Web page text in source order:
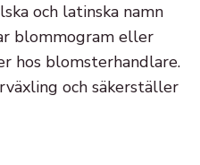
och latinska namn
blommogram eller
hos blomsterhandlare.
och säkerställer